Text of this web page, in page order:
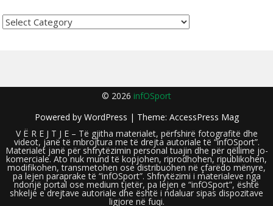
Kategoritë
© 2026 infOSport
Powered by WordPress | Theme: AccessPress Mag
V Ë R E J T J E – Të gjitha materialet, përfshirë fotografitë dhe
videot, janë të mbrojtura me të drejta autoriale të “infOSport”.
Materialet janë për shfrytëzimin personal tuajin dhe për qëllime jo-
komerciale. Ato nuk mund të kopjohen, riprodhohen, ripublikohen,
modifikohen, transmetohen ose distribuohen në çfarëdo mënyre,
pa lejen paraprake të “infOSport”. Shfrytëzimi i materialeve nga
ndonjë portal ose medium tjetër, pa lejen e “infOSport”, është
shkelje e drejtave autoriale dhe është i ndaluar sipas dispozitave
ligjore në fuqi.